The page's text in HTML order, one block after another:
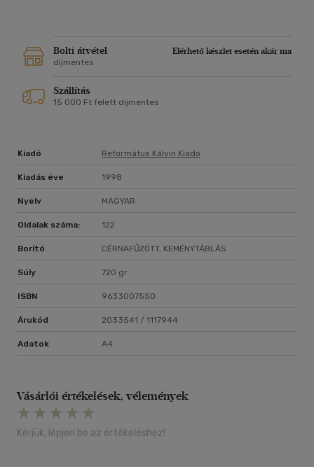
Bolti átvétel
Elérhető készlet esetén akár ma
díjmentes
Szállítás
15 000 Ft felett díjmentes
Kiadó Református Kálvin Kiadó
Kiadás éve 1998
Nyelv MAGYAR
Oldalak száma: 122
Borító CÉRNAFŰZÖTT, KEMÉNYTÁBLÁS
Súly 720 gr
ISBN 9633007550
Árukód 2033541 / 1117944
Adatok A4
Vásárlói értékelések, vélemények
Kérjük, lépjen be az értékeléshez!